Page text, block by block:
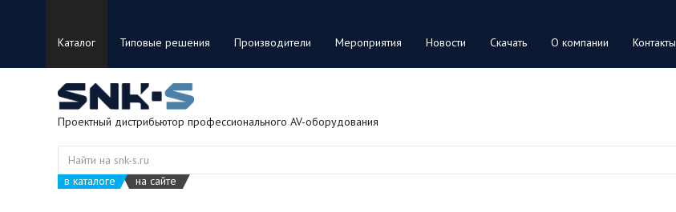
Каталог Типовые решения Производители Мероприятия Новости Скачать О компании Контакты
Проектный дистрибьютор профессионального AV-оборудования
в каталоге на сайте